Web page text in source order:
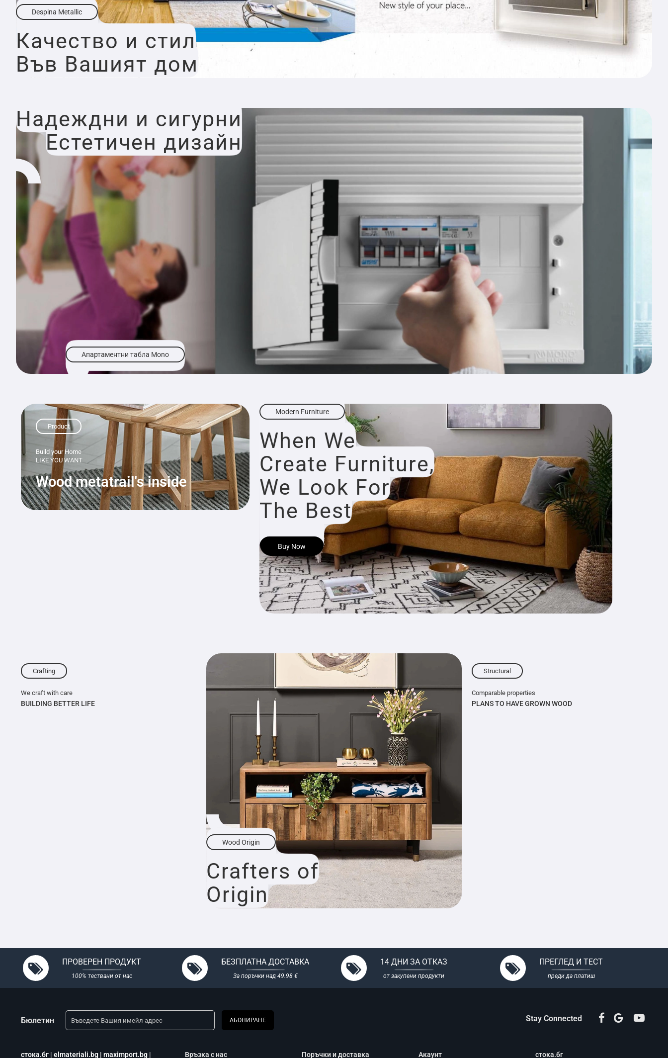
Despina Metallic
Качество и стил
Във Вашият дом
Апартаментни табла Mono
Надеждни и сигурни
Естетичен дизайн
Product
Build your Home
LIKE YOU WANT
Wood metatrail's inside
Modern Furniture
When We
Create Furniture,
We Look For
The Best
Buy Now
Crafting
We craft with care
BUILDING BETTER LIFE
Wood Origin
Crafters of
Origin
Structural
Comparable properties
PLANS TO HAVE GROWN WOOD
ПРОВЕРЕН ПРОДУКТ
100% тествани от нас
БЕЗПЛАТНА ДОСТАВКА
За поръчки над 49.98 €
14 ДНИ ЗА ОТКАЗ
от закупени продукти
ПРЕГЛЕД И ТЕСТ
преди да платиш
Бюлетин АБОНИРАНЕ Stay Connected
стока.бг | elmateriali.bg | maximport.bg | Връзка с нас Поръчки и доставка Акаунт стока.бг